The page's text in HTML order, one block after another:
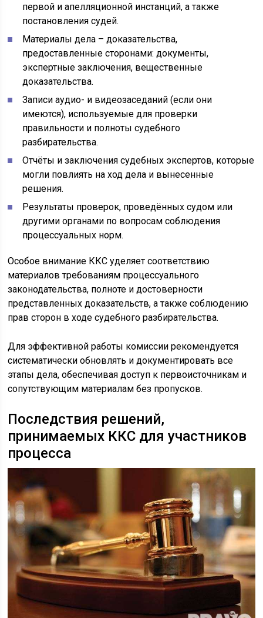
первой и апелляционной инстанций, а также
постановления судей.
Материалы дела – доказательства,
предоставленные сторонами: документы,
экспертные заключения, вещественные
доказательства.
Записи аудио- и видеозаседаний (если они
имеются), используемые для проверки
правильности и полноты судебного
разбирательства.
Отчёты и заключения судебных экспертов, которые
могли повлиять на ход дела и вынесенные
решения.
Результаты проверок, проведённых судом или
другими органами по вопросам соблюдения
процессуальных норм.
Особое внимание ККС уделяет соответствию
материалов требованиям процессуального
законодательства, полноте и достоверности
представленных доказательств, а также соблюдению
прав сторон в ходе судебного разбирательства.
Для эффективной работы комиссии рекомендуется
систематически обновлять и документировать все
этапы дела, обеспечивая доступ к первоисточникам и
сопутствующим материалам без пропусков.
Последствия решений,
принимаемых ККС для участников
процесса